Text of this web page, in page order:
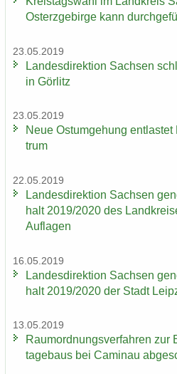
Osterzgebirge kann
23.05.2019
Lan­des­di­rek­ti­on Sach­sen
in Gör­litz
23.05.2019
Neue Ost­um­ge­hung
trum
22.05.2019
Lan­des­di­rek­ti­on Sach­sen
halt 2019/2020 des
Auf­la­gen
16.05.2019
Lan­des­di­rek­ti­on Sach­sen
halt 2019/2020 der Stadt
13.05.2019
Raum­ord­nungs­ver­fah­ren
ta­ge­baus bei Ca­min­au